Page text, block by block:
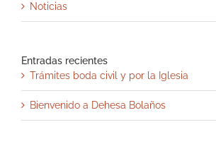
Noticias
Entradas recientes
Trámites boda civil y por la Iglesia
Bienvenido a Dehesa Bolaños